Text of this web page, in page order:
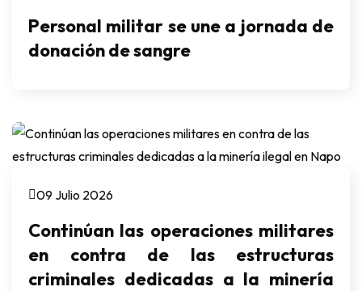
Personal militar se une a jornada de
donación de sangre
Continúan las operaciones militares
en contra de las estructuras
criminales dedicadas a la minería
09 Julio 2026